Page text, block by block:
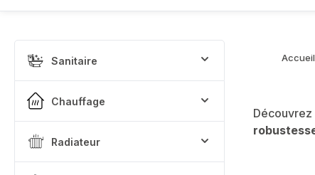
Sanitaire
Chauffage
Radiateur
Accueil